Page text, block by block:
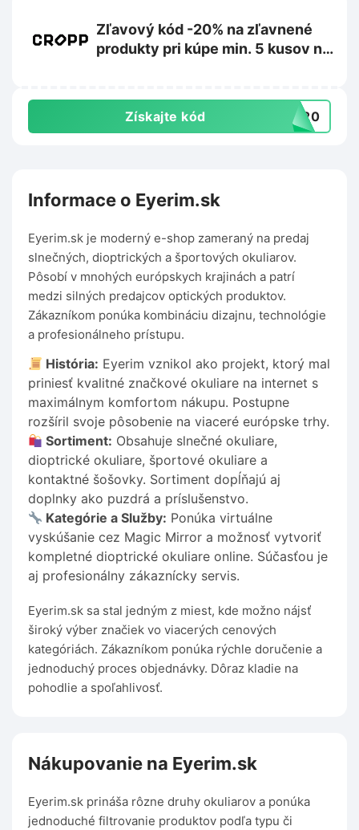
Zľavový kód -20% na zľavnené
produkty pri kúpe min. 5 kusov na
Získajte kód RA20
Informace o Eyerim.sk
Eyerim.sk je moderný e-shop zameraný na predaj
slnečných, dioptrických a športových okuliarov.
Pôsobí v mnohých európskych krajinách a patrí
medzi silných predajcov optických produktov.
Zákazníkom ponúka kombináciu dizajnu, technológie
a profesionálneho prístupu.
História: Eyerim vznikol ako projekt, ktorý mal
priniesť kvalitné značkové okuliare na internet s
maximálnym komfortom nákupu. Postupne
rozšíril svoje pôsobenie na viaceré európske trhy.
Sortiment: Obsahuje slnečné okuliare,
dioptrické okuliare, športové okuliare a
kontaktné šošovky. Sortiment dopĺňajú aj
doplnky ako puzdrá a príslušenstvo.
Kategórie a Služby: Ponúka virtuálne
vyskúšanie cez Magic Mirror a možnosť vytvoriť
kompletné dioptrické okuliare online. Súčasťou je
aj profesionálny zákaznícky servis.
Eyerim.sk sa stal jedným z miest, kde možno nájsť
široký výber značiek vo viacerých cenových
kategóriách. Zákazníkom ponúka rýchle doručenie a
jednoduchý proces objednávky. Dôraz kladie na
pohodlie a spoľahlivosť.
Nákupovanie na Eyerim.sk
Eyerim.sk prináša rôzne druhy okuliarov a ponúka
jednoduché filtrovanie produktov podľa typu či